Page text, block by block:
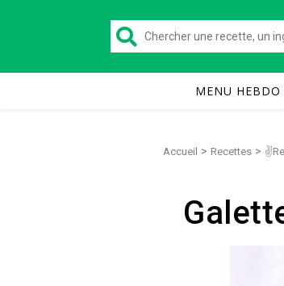
MENU HEBDO
Accueil > Recettes >